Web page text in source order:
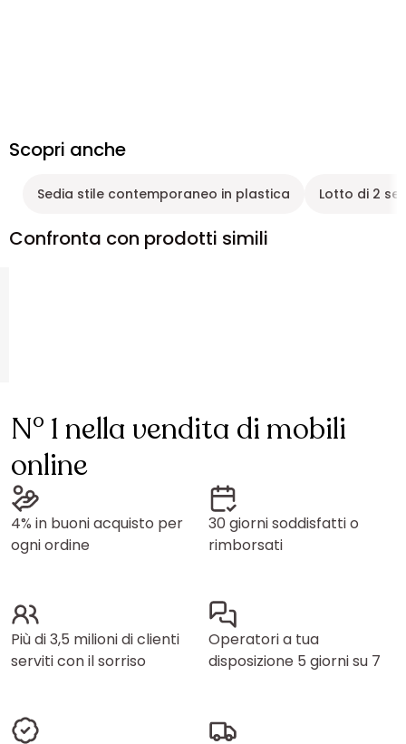
Scopri anche
Sedia stile contemporaneo in plastica Lotto di 2
Confronta con prodotti simili
N° 1 nella vendita di mobili
online
4% in buoni acquisto per
ogni ordine
30 giorni soddisfatti o
rimborsati
Più di 3,5 milioni di clienti
serviti con il sorriso
Operatori a tua
disposizione 5 giorni su 7